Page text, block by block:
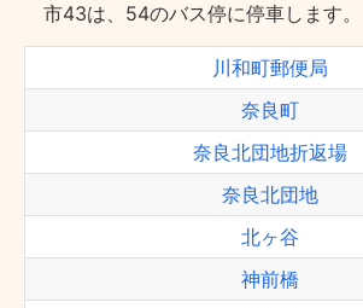
市43は、54のバス停に停車します。
川和町郵便局
奈良町
奈良北団地折返場
奈良北団地
北ヶ谷
神前橋